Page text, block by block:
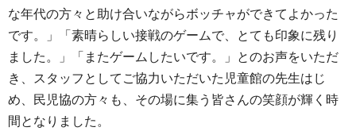
な年代の方々と助け合いながらボッチャができてよかった
です。」「素晴らしい接戦のゲームで、とても印象に残り
ました。」「またゲームしたいです。」とのお声をいただ
き、スタッフとしてご協力いただいた児童館の先生はじ
め、民児協の方々も、その場に集う皆さんの笑顔が輝く時
間となりました。